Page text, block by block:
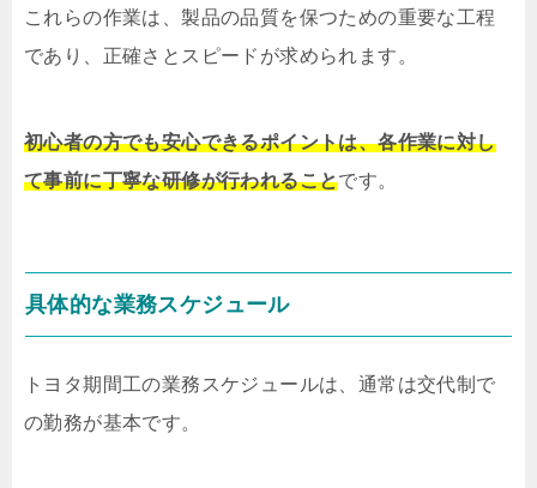
これらの作業は、製品の品質を保つための重要な工程
であり、正確さとスピードが求められます。
初心者の方でも安心できるポイントは、各作業に対し
て事前に丁寧な研修が行われることです。
具体的な業務スケジュール
トヨタ期間工の業務スケジュールは、通常は交代制で
の勤務が基本です。